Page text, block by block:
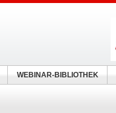
WEBINAR-BIBLIOTHEK